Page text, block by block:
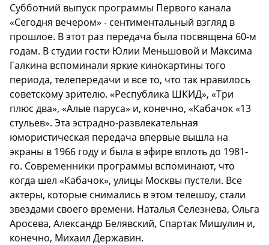
Субботний выпуск программы Первого канала
«Сегодня вечером» - сентиментальный взгляд в
прошлое. В этот раз передача была посвящена 60-м
годам. В студии гости Юлии Меньшовой и Максима
Галкина вспоминали яркие кинокартины того
периода, телепередачи и все то, что так нравилось
советскому зрителю. «Республика ШКИД», «Три
плюс два», «Алые паруса» и, конечно, «Кабачок «13
стульев». Эта эстрадно-развлекательная
юмористическая передача впервые вышла на
экраны в 1966 году и была в эфире вплоть до 1981-
го. Современники программы вспоминают, что
когда шел «Кабачок», улицы Москвы пустели. Все
актеры, которые снимались в этом телешоу, стали
звездами своего времени. Наталья Селезнева, Ольга
Аросева, Александр Белявский, Спартак Мишулин и,
конечно, Михаил Державин.